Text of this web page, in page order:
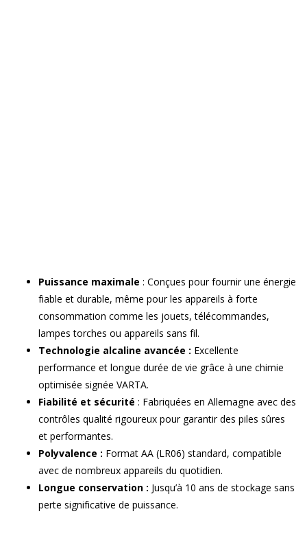
Puissance maximale : Conçues pour fournir une énergie
fiable et durable, même pour les appareils à forte
consommation comme les jouets, télécommandes,
lampes torches ou appareils sans fil.
Technologie alcaline avancée : Excellente
performance et longue durée de vie grâce à une chimie
optimisée signée VARTA.
Fiabilité et sécurité : Fabriquées en Allemagne avec des
contrôles qualité rigoureux pour garantir des piles sûres
et performantes.
Polyvalence : Format AA (LR06) standard, compatible
avec de nombreux appareils du quotidien.
Longue conservation : Jusqu’à 10 ans de stockage sans
perte significative de puissance.